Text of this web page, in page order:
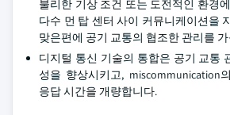
불리한 기상 조건 또는 도전적인 환경
다수 먼 탑 센터 사이 커뮤니케이션을
맞은편에 공기 교통의 협조한 관리를
디지털 통신 기술의 통합은 공기 교통
성을 향상시키고, miscommunication
응답 시간을 개량합니다.